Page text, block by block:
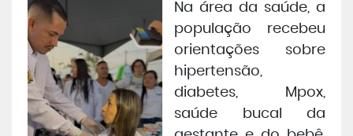
Na área da saúde, a
população recebeu
orientações sobre
hipertensão,
diabetes, Mpox,
saúde bucal da